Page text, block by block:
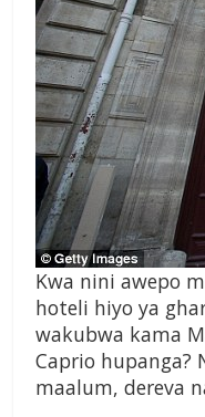
Kwa nini awepo
hoteli hiyo ya
wakubwa kama
Caprio hupanga?
maalum, dereva